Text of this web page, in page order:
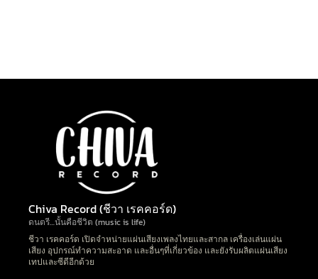
Chiva Record (ชีวา เรคคอร์ด)
ดนตรี…นั้นคือชีวิต (music is life)
ชีวา เรคคอร์ด เปิดจำหน่ายแผ่นเสียงเพลงไทยและสากล เครื่องเล่นแผ่น
เสียง อุปกรณ์ทำความสะอาด และอื่นๆที่เกี่ยวข้อง และยังรับผลิตแผ่นเสียง
เทปและซีดีอีกด้วย